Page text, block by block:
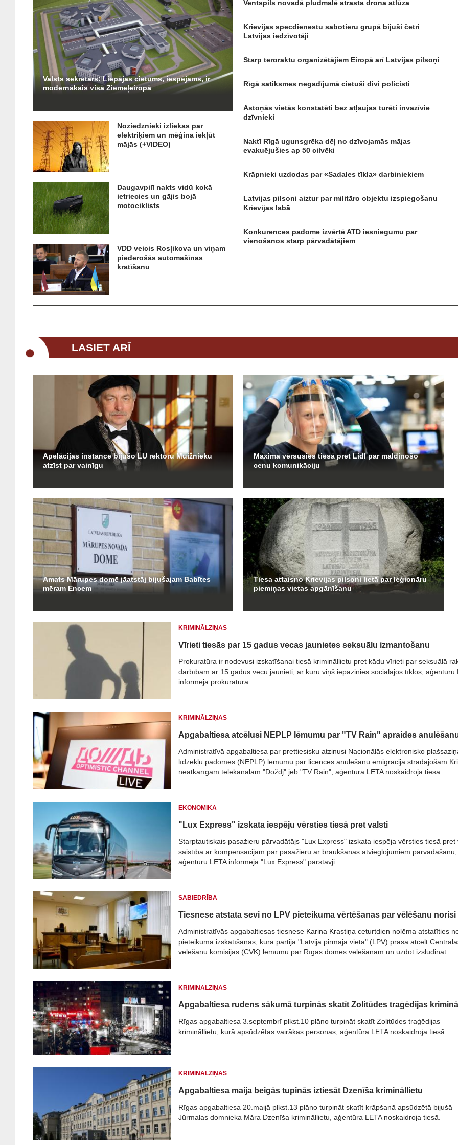
Valsts sekretārs: Liepājas cietums, iespējams, ir
modernākais visā Ziemeļeiropā
Noziedznieki izliekas par
elektriķiem un mēģina iekļūt
mājās (+VIDEO)
Daugavpilī nakts vidū kokā
ietriecies un gājis bojā
motociklists
VDD veicis Rosļikova un viņam
piederošās automašīnas
kratīšanu
Ventspils novadā pludmalē atrasta drona atlūza
Krievijas specdienestu sabotieru grupā bijuši četri
Latvijas iedzīvotāji
Starp teroraktu organizētājiem Eiropā arī Latvijas pilsoņi
Rīgā satiksmes negadījumā cietuši divi policisti
Astoņās vietās konstatēti bez atļaujas turēti invazīvie
dzīvnieki
Naktī Rīgā ugunsgrēka dēļ no dzīvojamās mājas
evakuējušies ap 50 cilvēki
Krāpnieki uzdodas par «Sadales tīkla» darbiniekiem
Latvijas pilsoni aiztur par militāro objektu izspiegošanu
Krievijas labā
Konkurences padome izvērtē ATD iesniegumu par
vienošanos starp pārvadātājiem
LASIET ARĪ
Apelācijas instance bijušo LU rektoru Muižnieku
atzīst par vainīgu
Maxima vērsusies tiesā pret Lidl par maldinošo
cenu komunikāciju
Amats Mārupes domē jāatstāj bijušajam Babītes
mēram Encem
Tiesa attaisno Krievijas pilsoni lietā par leģionāru
piemiņas vietas apgānīšanu
KRIMINĀLZIŅAS
Vīrieti tiesās par 15 gadus vecas jaunietes seksuālu izmantošanu
Prokuratūra ir nodevusi izskatīšanai tiesā krimināllietu pret kādu vīrieti par seksuālā
darbībām ar 15 gadus vecu jaunieti, ar kuru viņš iepazinies sociālajos tīklos, aģentūru
informēja prokuratūrā.
KRIMINĀLZIŅAS
Apgabaltiesa atcēlusi NEPLP lēmumu par "TV Rain" apraides
Administratīvā apgabaltiesa par prettiesisku atzinusi Nacionālās elektronisko
līdzekļu padomes (NEPLP) lēmumu par licences anulēšanu emigrācijā strādājošam
neatkarīgam telekanālam "Doždj" jeb "TV Rain", aģentūra LETA noskaidroja tiesā.
EKONOMIKA
"Lux Express" izskata iespēju vērsties tiesā pret valsti
Starptautiskais pasažieru pārvadātājs "Lux Express" izskata iespēja vērsties tiesā pret
saistībā ar kompensācijām par pasažieru ar braukšanas atvieglojumiem pārvadāšanu,
aģentūru LETA informēja "Lux Express" pārstāvji.
SABIEDRĪBA
Tiesnese atstata sevi no LPV pieteikuma vērtēšanas par vēlēšanu norisi
Administratīvās apgabaltiesas tiesnese Karina Krastiņa ceturtdien nolēma atstatīties
pieteikuma izskatīšanas, kurā partija "Latvija pirmajā vietā" (LPV) prasa atcelt
vēlēšanu komisijas (CVK) lēmumu par Rīgas domes vēlēšanām un uzdot izsludināt
KRIMINĀLZIŅAS
Apgabaltiesa rudens sākumā turpinās skatīt Zolitūdes traģēdijas
Rīgas apgabaltiesa 3.septembrī plkst.10 plāno turpināt skatīt Zolitūdes traģēdijas
krimināllietu, kurā apsūdzētas vairākas personas, aģentūra LETA noskaidroja tiesā.
KRIMINĀLZIŅAS
Apgabaltiesa maija beigās tupinās iztiesāt Dzenīša krimināllietu
Rīgas apgabaltiesa 20.maijā plkst.13 plāno turpināt skatīt krāpšanā apsūdzētā bijušā
Jūrmalas domnieka Māra Dzenīša krimināllietu, aģentūra LETA noskaidroja tiesā.